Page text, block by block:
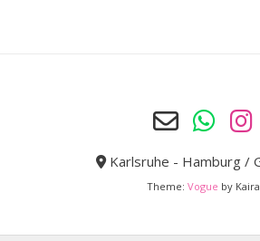
Karlsruhe - Hamburg /
Theme: Vogue by Kaira